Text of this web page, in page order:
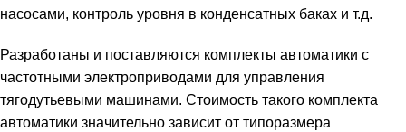
насосами, контроль уровня в конденсатных баках и т.д.
Разработаны и поставляются комплекты автоматики с
частотными электроприводами для управления
тягодутьевыми машинами. Стоимость такого комплекта
автоматики значительно зависит от типоразмера